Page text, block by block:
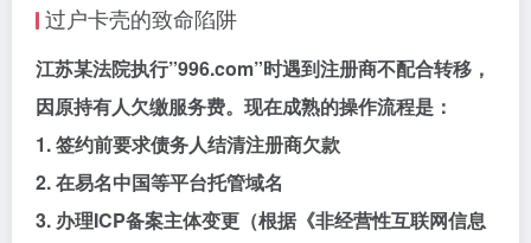
过户卡壳的致命陷阱
江苏某法院执行”996.com”时遇到注册商不配合转移，
因原持有人欠缴服务费。现在成熟的操作流程是：
1. 签约前要求债务人结清注册商欠款
2. 在易名中国等平台托管域名
3. 办理ICP备案主体变更（根据《非经营性互联网信息